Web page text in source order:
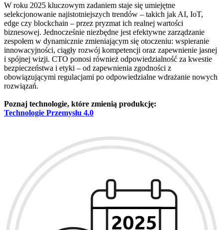
W roku 2025 kluczowym zadaniem staje się umiejętne
selekcjonowanie najistotniejszych trendów – takich jak AI, IoT,
edge czy blockchain – przez pryzmat ich realnej wartości
biznesowej. Jednocześnie niezbędne jest efektywne zarządzanie
zespołem w dynamicznie zmieniającym się otoczeniu: wspieranie
innowacyjności, ciągły rozwój kompetencji oraz zapewnienie jasnej
i spójnej wizji. CTO ponosi również odpowiedzialność za kwestie
bezpieczeństwa i etyki – od zapewnienia zgodności z
obowiązującymi regulacjami po odpowiedzialne wdrażanie nowych
rozwiązań.
Poznaj technologie, które zmienią produkcję:
Technologie Przemysłu 4.0